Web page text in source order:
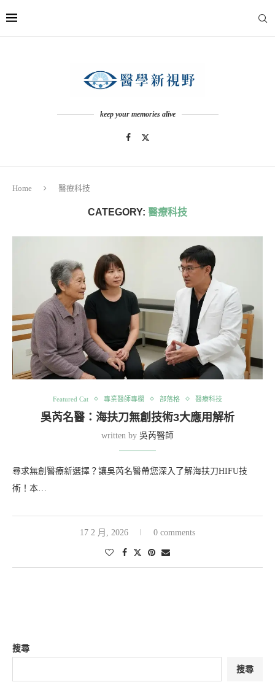
keep your memories alive
Home 醫療科技
CATEGORY: 醫療科技
Featured Cat 專業醫師專欄 部落格 醫療科技
吳芮名醫：海扶刀無創技術3大應用解析
written by 吳芮醫師
尋求無創醫療新選擇？讓吳芮名醫帶您深入了解海扶刀HIFU技
術！本…
17 2 月, 2026 0 comments
搜尋
搜尋